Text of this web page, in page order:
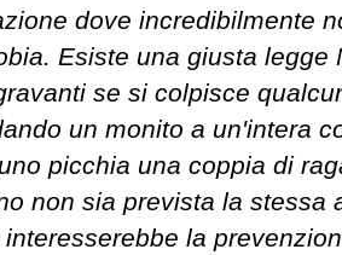
dove incredibilmente
Esiste una giusta legge
se si colpisce
un monito a un'intera
picchia una coppia di
non sia prevista la stessa
la